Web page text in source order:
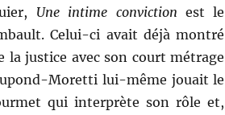
Une intime conviction est le
Celui-ci avait déjà montré
justice avec son court métrage
Moretti lui-même jouait le
qui interprète son rôle et,